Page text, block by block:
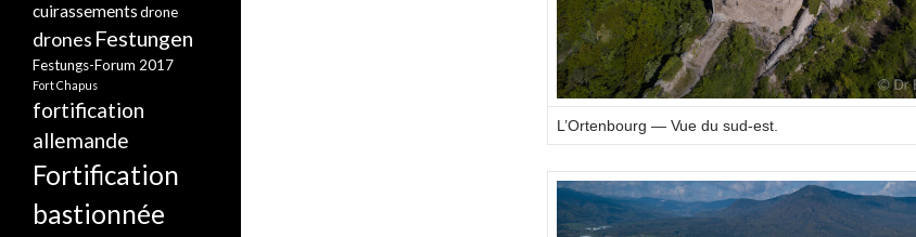
L’Ortenbourg — Vue du sud-est.
cuirassementsdrone
drones Festungen
Festungs-Forum 2017
Fort Chapus
fortification
allemande
Fortification
bastionnée